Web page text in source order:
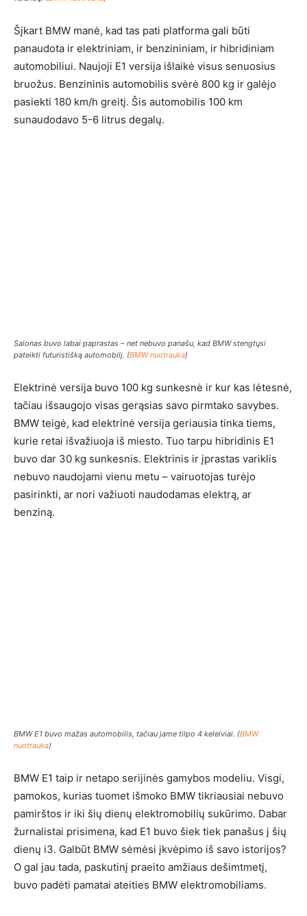
Šįkart BMW manė, kad tas pati platforma gali būti
panaudota ir elektriniam, ir benzininiam, ir hibridiniam
automobiliui. Naujoji E1 versija išlaikė visus senuosius
bruožus. Benzininis automobilis svėrė 800 kg ir galėjo
pasiekti 180 km/h greitį. Šis automobilis 100 km
sunaudodavo 5-6 litrus degalų.
Salonas buvo labai paprastas – net nebuvo panašu, kad BMW stengtųsi
pateikti futuristišką automobilį. (BMW nuotrauka)
Elektrinė versija buvo 100 kg sunkesnė ir kur kas lėtesnė,
tačiau išsaugojo visas gerąsias savo pirmtako savybes.
BMW teigė, kad elektrinė versija geriausia tinka tiems,
kurie retai išvažiuoja iš miesto. Tuo tarpu hibridinis E1
buvo dar 30 kg sunkesnis. Elektrinis ir įprastas variklis
nebuvo naudojami vienu metu – vairuotojas turėjo
pasirinkti, ar nori važiuoti naudodamas elektrą, ar
benziną.
BMW E1 buvo mažas automobilis, tačiau jame tilpo 4 keleiviai. (BMW
nuotrauka)
BMW E1 taip ir netapo serijinės gamybos modeliu. Visgi,
pamokos, kurias tuomet išmoko BMW tikriausiai nebuvo
pamirštos ir iki šių dienų elektromobilių sukūrimo. Dabar
žurnalistai prisimena, kad E1 buvo šiek tiek panašus į šių
dienų i3. Galbūt BMW sėmėsi įkvėpimo iš savo istorijos?
O gal jau tada, paskutinį praeito amžiaus dešimtmetį,
buvo padėti pamatai ateities BMW elektromobiliams.